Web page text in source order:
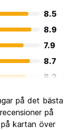
8.5
8.9
7.9
8.7
8.2
8.7
9.0
på det bästa
på
på kartan över